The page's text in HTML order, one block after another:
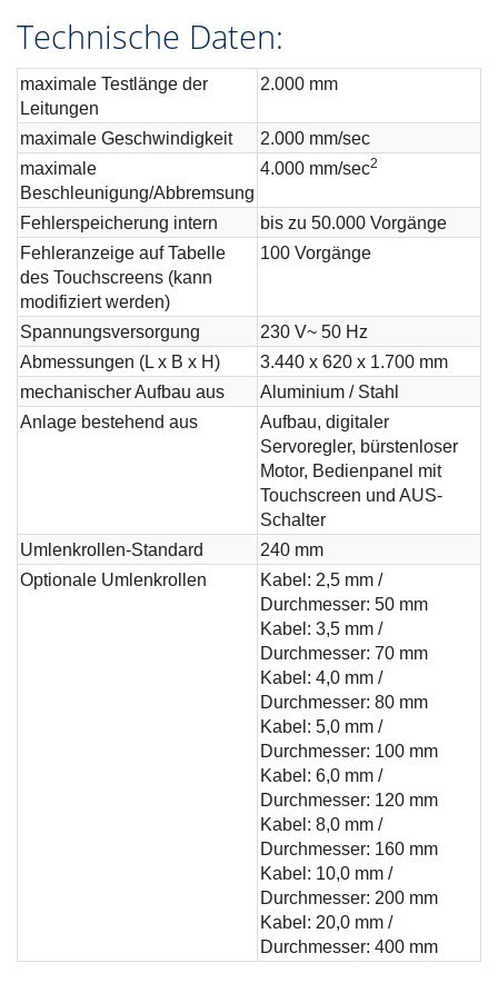
Technische Daten:
maximale Testlänge der
Leitungen
2.000 mm
maximale Geschwindigkeit
2.000 mm/sec
maximale
Beschleunigung/Abbremsung
4.000 mm/sec2
Fehlerspeicherung intern
bis zu 50.000 Vorgänge
Fehleranzeige auf Tabelle
des Touchscreens (kann
modifiziert werden)
100 Vorgänge
Spannungsversorgung
230 V~ 50 Hz
Abmessungen (L x B x H)
3.440 x 620 x 1.700 mm
mechanischer Aufbau aus
Aluminium / Stahl
Anlage bestehend aus
Aufbau, digitaler
Servoregler, bürstenloser
Motor, Bedienpanel mit
Touchscreen und AUS-
Schalter
Umlenkrollen-Standard
240 mm
Optionale Umlenkrollen
Kabel: 2,5 mm /
Durchmesser: 50 mm
Kabel: 3,5 mm /
Durchmesser: 70 mm
Kabel: 4,0 mm /
Durchmesser: 80 mm
Kabel: 5,0 mm /
Durchmesser: 100 mm
Kabel: 6,0 mm /
Durchmesser: 120 mm
Kabel: 8,0 mm /
Durchmesser: 160 mm
Kabel: 10,0 mm /
Durchmesser: 200 mm
Kabel: 20,0 mm /
Durchmesser: 400 mm